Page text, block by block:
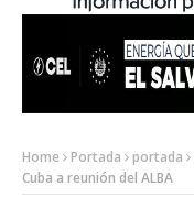
Home Portada portada
Cuba a reunión del ALBA